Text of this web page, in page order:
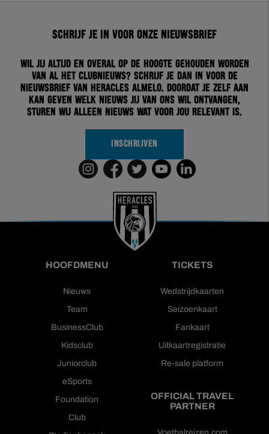
Schrijf je in voor onze nieuwsbrief
Wil jij altijd en overal op de hoogte gehouden worden
van al het clubnieuws? Schrijf je dan in voor de
nieuwsbrief van Heracles Almelo. Doordat je zelf aan
kan geven welk nieuws jij van ons wil ontvangen,
sturen wij alleen nieuws wat voor jou relevant is.
INSCHRIJVEN
HOOFDMENU
Nieuws
Team
BusinessClub
Kidsclub
Juniorclub
eSports
Foundation
Club
TICKETS
Wedstrijdkaarten
Seizoenkaart
Fankaart
Uitkaartregistratie
Re-sale platform
OFFICIAL TRAVEL
PARTNER